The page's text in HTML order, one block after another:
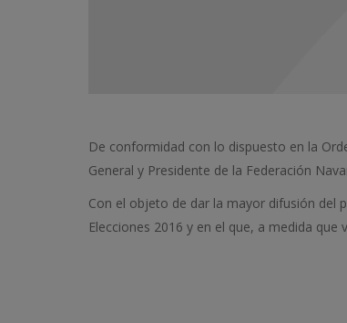
De conformidad con lo dispuesto en la
General y Presidente de la Federación
Con el objeto de dar la mayor difusión del
Elecciones 2016 y en el que, a medida